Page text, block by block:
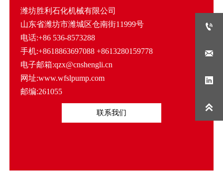
潍坊胜利石化机械有限公司
山东省潍坊市潍城区仓南街11999号
电话:+86 536-8573288
手机:+8618863697088 +8613280159778
电子邮箱:qzx@cnshengli.cn
网址:www.wfslpump.com
邮编:261055
联系我们



